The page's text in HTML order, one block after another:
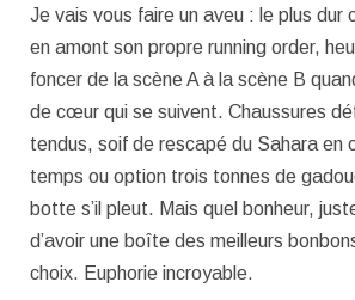
Je vais vous faire un aveu : le plus dur
en amont son propre running order,
foncer de la scène A à la scène B
de cœur qui se suivent. Chaussures
tendus, soif de rescapé du Sahara en
temps ou option trois tonnes de
botte s’il pleut. Mais quel bonheur,
d’avoir une boîte des meilleurs
choix. Euphorie incroyable.